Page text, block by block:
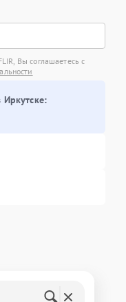
Вы соглашаетесь с
Иркутске: